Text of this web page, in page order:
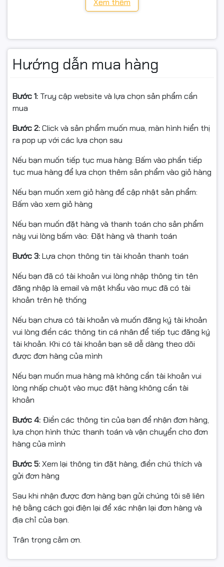
MF644Cdw / MF645Cx
📌 Sản phẩm chỉ bao gồm màu Cyan (Xanh). Không bao
THÔNG SỐ
Màu: Cyan (Xanh)
Mã tương thích: HP CF541A (203A) / Canon CRG-054C
Chip: 203A – tích hợp sẵn (cắm là in)
Tính năng: Có lỗ đổ mực – hỗ trợ tái nạp
Tình trạng: Mới 100% – Starink chính hiệu
Thuế: Xuất hóa đơn Full VAT
Khi tái nạp: vệ sinh khoang mực, gạt, drum, trục từ để
đảm bảo màu đều – đậm – ổn định
In ảnh màu: kết hợp đúng bộ C/M/Y/K để tránh lệch
màu
CAM KẾT
✅ Hàng chính hiệu – nguồn gốc rõ ràng
✅ Đóng gói chắc chắn – an toàn tuyệt đối
- Bắt buộc quay video mở gói từ lúc còn nguyên băng
keo/thùng đến khi thấy sản phẩm bên trong (làm căn
Xem thêm
Hướng dẫn mua hàng
Bước 1: Truy cập website và lựa chọn sản phẩm cần
mua
Bước 2:Click và sản phẩm muốn mua, màn hình hiển thị
ra pop up với các lựa chọn sau
Nếu bạn muốn tiếp tục mua hàng: Bấm vào phần tiếp
tục mua hàng để lựa chọn thêm sản phẩm vào giỏ hàng
Nếu bạn muốn xem giỏ hàng để cập nhật sản phẩm:
Bấm vào xem giỏ hàng
Nếu bạn muốn đặt hàng và thanh toán cho sản phẩm
này vui lòng bấm vào: Đặt hàng và thanh toán
Bước 3:Lựa chọn thông tin tài khoản thanh toán
Nếu bạn đã có tài khoản vui lòng nhập thông tin tên
đăng nhập là email và mật khẩu vào mục đã có tài
khoản trên hệ thống
Nếu bạn chưa có tài khoản và muốn đăng ký tài khoản
vui lòng điền các thông tin cá nhân để tiếp tục đăng ký
tài khoản. Khi có tài khoản bạn sẽ dễ dàng theo dõi
được đơn hàng của mình
Nếu bạn muốn mua hàng mà không cần tài khoản vui
lòng nhấp chuột vào mục đặt hàng không cần tài
khoản
Bước 4: Điền các thông tin của bạn để nhận đơn hàng,
lựa chọn hình thức thanh toán và vận chuyển cho đơn
hàng của mình
Bước 5:Xem lại thông tin đặt hàng, điền chú thích và
gửi đơn hàng
Sau khi nhận được đơn hàng bạn gửi chúng tôi sẽ liên
hệ bằng cách gọi điện lại để xác nhận lại đơn hàng và
địa chỉ của bạn.
Trân trọng cảm ơn.